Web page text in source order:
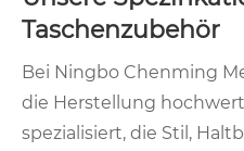
Taschenzubehör
Bei Ningbo Chenming
die Herstellung
spezialisiert, die Stil,